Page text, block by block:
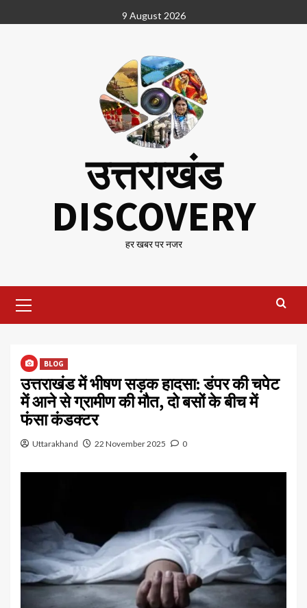
to
9 August 2026
उत्तराखंड
DISCOVERY
हर खबर पर नजर
Menu
BLOG
उत्तराखंड में भीषण सड़क हादसा: डंपर की चपेट
में आने से ग्रामीण की मौत, दो बसों के बीच में
फंसा कंडक्टर
Uttarakhand 22 November 2025 0